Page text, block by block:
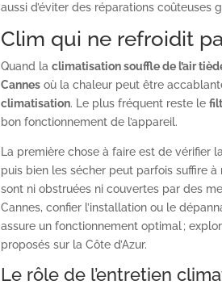
aussi d’éviter des réparations coûteuses
Clim qui ne refroidit
Quand laclimatisation souffle de l’air
Cannes où la chaleur peut être
climatisation. Le plus fréquent reste le
bon fonctionnement de l’appareil.
La première chose à faire est de vérifier
puis bien les sécher peut parfois suffire à
sont ni obstruées ni couvertes par des
Cannes, confier l’installation ou le
assure un fonctionnement optimal ;
proposés sur la Côte d’Azur.
Le rôle de l’entretien